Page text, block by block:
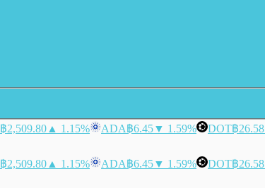
฿2,509.80 ▲ 1.15% ADA฿6.45▼ 1.59% DOT฿26.58
฿2,509.80 ▲ 1.15% ADA฿6.45▼ 1.59% DOT฿26.58